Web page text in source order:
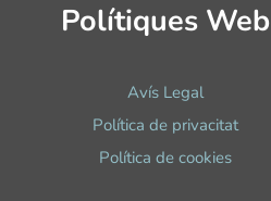
Polítiques Web
Avís Legal
Política de privacitat
Política de cookies